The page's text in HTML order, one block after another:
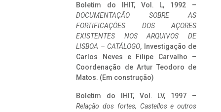
Boletim do IHIT, Vol. L, 1992 –
DOCUMENTAÇÃO SOBRE AS
FORTIFICAÇÕES DOS AÇORES
EXISTENTES NOS ARQUIVOS DE
LISBOA – CATÁLOGO, Investigação de
Carlos Neves e Filipe Carvalho –
Coordenação de Artur Teodoro de
Matos. (Em construção)
Boletim do IHIT, Vol. LV, 1997 –
Relação dos fortes, Castellos e outros